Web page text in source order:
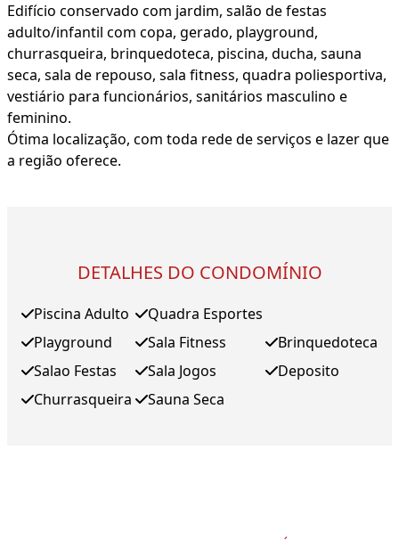
Edifício conservado com jardim, salão de festas
adulto/infantil com copa, gerado, playground,
churrasqueira, brinquedoteca, piscina, ducha, sauna
seca, sala de repouso, sala fitness, quadra poliesportiva,
vestiário para funcionários, sanitários masculino e
feminino.
Ótima localização, com toda rede de serviços e lazer que
a região oferece.
DETALHES DO CONDOMÍNIO
Piscina Adulto
Playground
Salao Festas
Churrasqueira
Quadra Esportes
Sala Fitness
Sala Jogos
Sauna Seca
Brinquedoteca
Deposito